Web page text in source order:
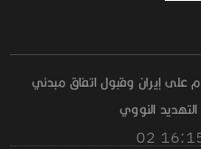
على إيران وقبول اتفاق مبدئي
النووي